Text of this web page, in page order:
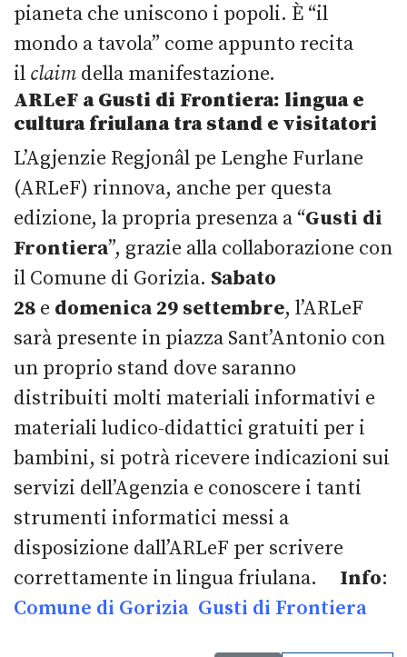
pianeta che uniscono i popoli. È “il
mondo a tavola” come appunto recita
il claim della manifestazione.
ARLeF a Gusti di Frontiera: lingua e
cultura friulana tra stand e visitatori
L’Agjenzie Regjonâl pe Lenghe Furlane
(ARLeF) rinnova, anche per questa
edizione, la propria presenza a “Gusti di
Frontiera”, grazie alla collaborazione con
il Comune di Gorizia. Sabato
28 e domenica 29 settembre, l’ARLeF
sarà presente in piazza Sant’Antonio con
un proprio stand dove saranno
distribuiti molti materiali informativi e
materiali ludico-didattici gratuiti per i
bambini, si potrà ricevere indicazioni sui
servizi dell’Agenzia e conoscere i tanti
strumenti informatici messi a
disposizione dall’ARLeF per scrivere
correttamente in lingua friulana. Info:
Comune di Gorizia Gusti di Frontiera